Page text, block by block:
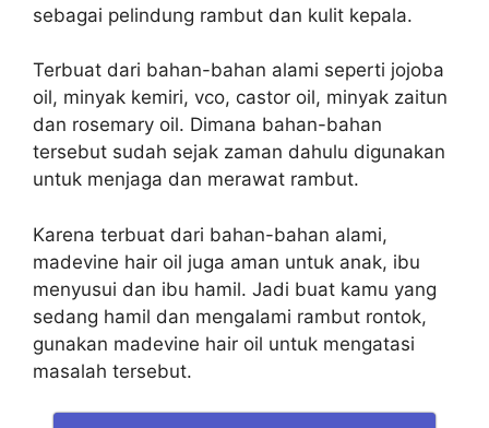
sebagai pelindung rambut dan kulit kepala.
Terbuat dari bahan-bahan alami seperti jojoba
oil, minyak kemiri, vco, castor oil, minyak zaitun
dan rosemary oil. Dimana bahan-bahan
tersebut sudah sejak zaman dahulu digunakan
untuk menjaga dan merawat rambut.
Karena terbuat dari bahan-bahan alami,
madevine hair oil juga aman untuk anak, ibu
menyusui dan ibu hamil. Jadi buat kamu yang
sedang hamil dan mengalami rambut rontok,
gunakan madevine hair oil untuk mengatasi
masalah tersebut.